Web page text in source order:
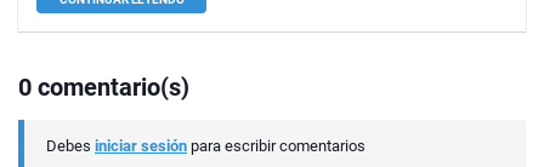
0 comentario(s)
Debes iniciar sesión para escribir comentarios